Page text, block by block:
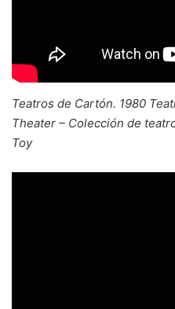
Teatros de Cartón. 1980
Theater – Colección de
Toy